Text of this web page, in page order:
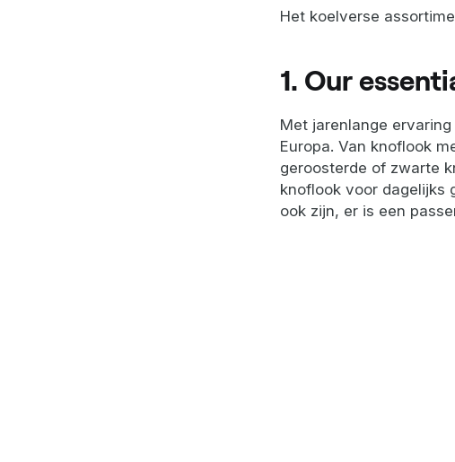
Het koelverse
1. Our
Met jarenlange
Europa. Van knoflook
geroosterde of zwarte
knoflook voor dagelijks
ook zijn, er is een